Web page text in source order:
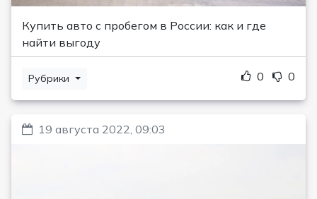
Купить авто с пробегом в России: как и где
найти выгоду
Рубрики 0 0
19 августа 2022, 09:03